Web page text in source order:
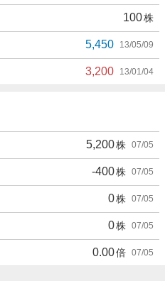
100株
5,450 13/05/09
3,200 13/01/04
5,200株 07/05
-400株 07/05
0株 07/05
0株 07/05
0.00倍 07/05